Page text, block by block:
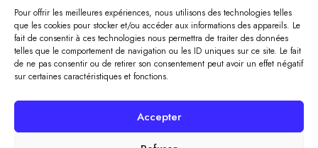
Pour offrir les meilleures expériences, nous utilisons des technologies telles
que les cookies pour stocker et/ou accéder aux informations des appareils. Le
fait de consentir à ces technologies nous permettra de traiter des données
telles que le comportement de navigation ou les ID uniques sur ce site. Le fait
de ne pas consentir ou de retirer son consentement peut avoir un effet négatif
sur certaines caractéristiques et fonctions.
Accepter
Copyright © SIGNADENT. All Rights Reserved